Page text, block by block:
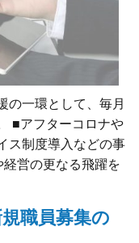
の一環として、毎月
■アフターコロナや
ス制度導入などの事
営の更なる飛躍を
職員募集の